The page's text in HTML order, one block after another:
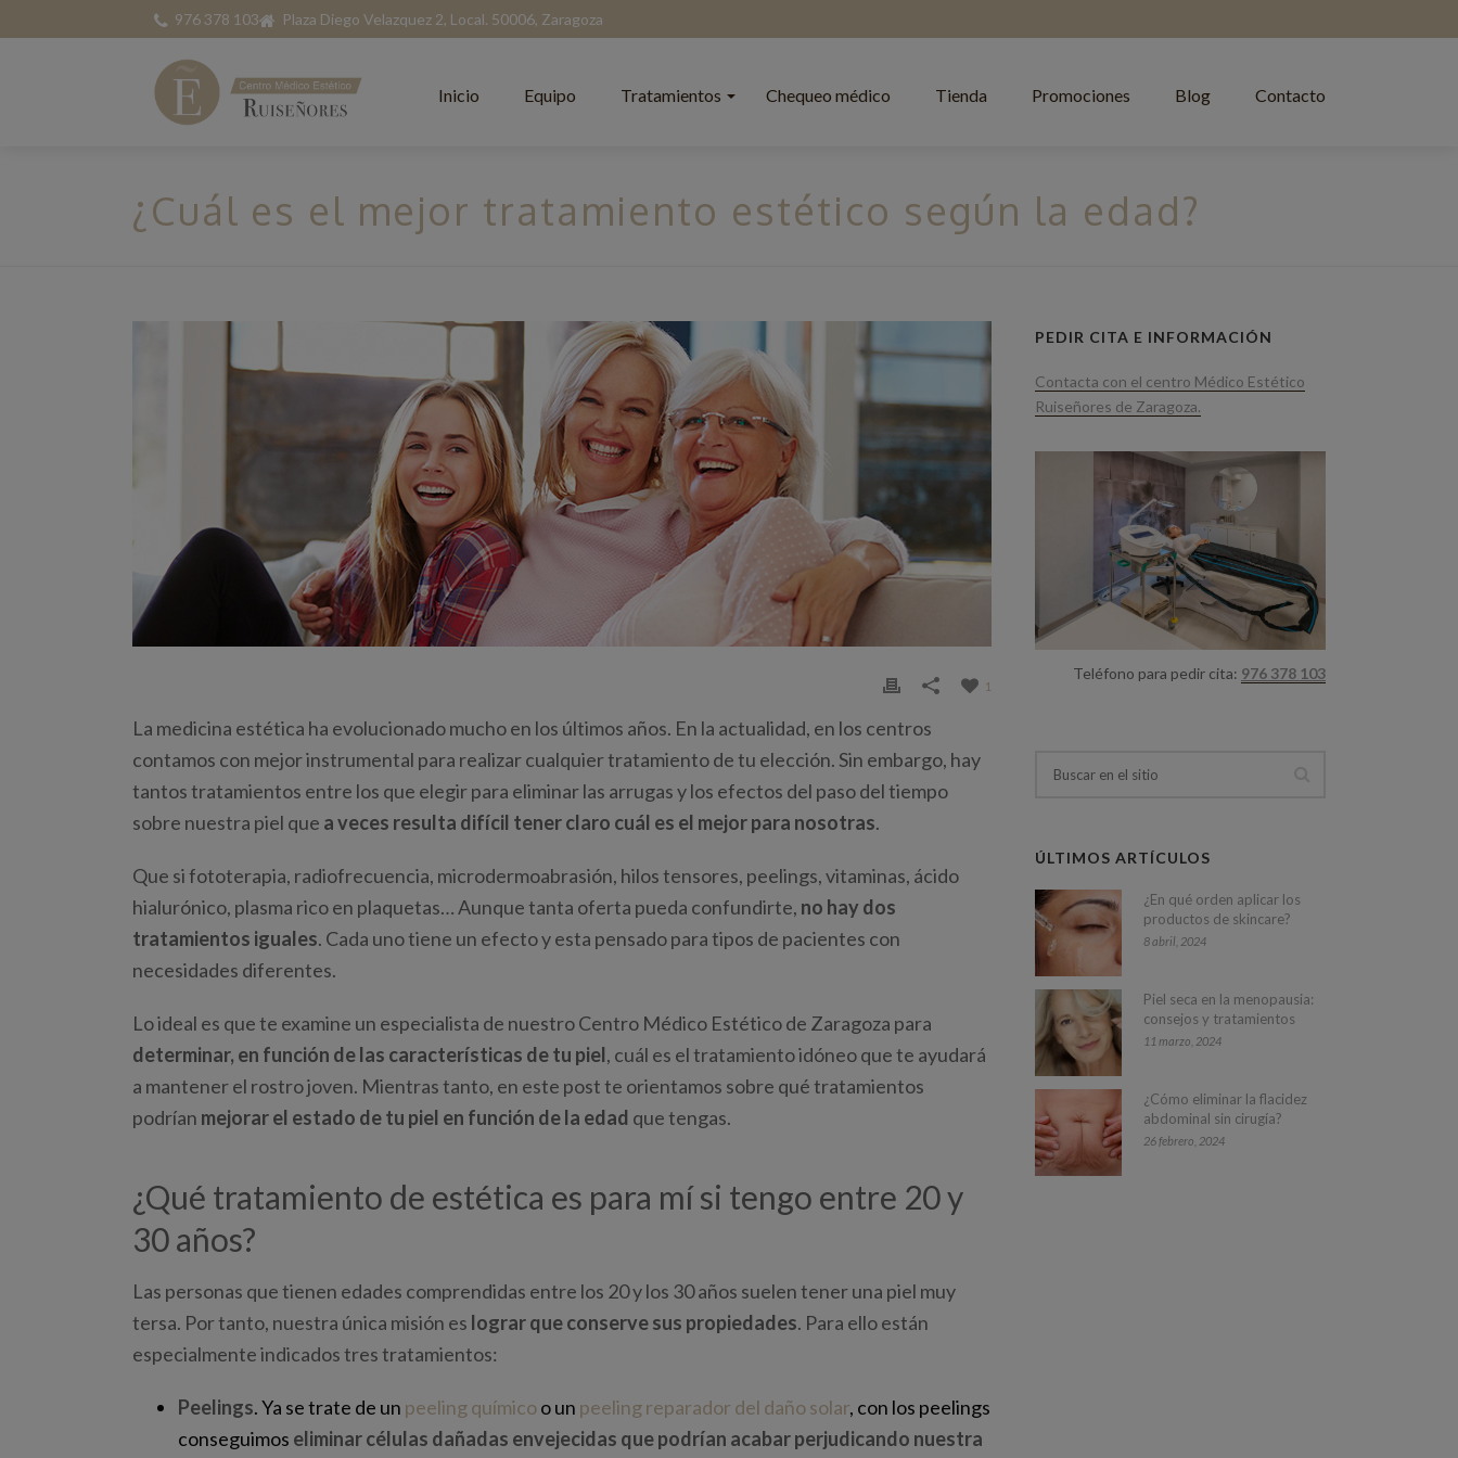
976 378 103 Plaza Diego Velazquez 2, Local. 50006, Zaragoza
Inicio Equipo Tratamientos Chequeo médico Tienda Promociones Blog Contacto
¿Cuál es el mejor tratamiento estético según la edad?
1
La medicina estética ha evolucionado mucho en los últimos años. En la actualidad, en los centros
contamos con mejor instrumental para realizar cualquier tratamiento de tu elección. Sin embargo, hay
tantos tratamientos entre los que elegir para eliminar las arrugas y los efectos del paso del tiempo
sobre nuestra piel que a veces resulta difícil tener claro cuál es el mejor para nosotras.
Que si fototerapia, radiofrecuencia, microdermoabrasión, hilos tensores, peelings, vitaminas, ácido
hialurónico, plasma rico en plaquetas… Aunque tanta oferta pueda confundirte, no hay dos
tratamientos iguales. Cada uno tiene un efecto y esta pensado para tipos de pacientes con
necesidades diferentes.
Lo ideal es que te examine un especialista de nuestro Centro Médico Estético de Zaragoza para
determinar, en función de las características de tu piel, cuál es el tratamiento idóneo que te ayudará
a mantener el rostro joven. Mientras tanto, en este post te orientamos sobre qué tratamientos
podrían mejorar el estado de tu piel en función de la edad que tengas.
¿Qué tratamiento de estética es para mí si tengo entre 20 y
30 años?
Las personas que tienen edades comprendidas entre los 20 y los 30 años suelen tener una piel muy
tersa. Por tanto, nuestra única misión es lograr que conserve sus propiedades. Para ello están
especialmente indicados tres tratamientos:
Peelings. Ya se trate de un peeling químicoo un peeling reparador del daño solar, con los peelings
conseguimos eliminar células dañadas envejecidas que podrían acabar perjudicando nuestra
PEDIR CITA E INFORMACIÓN
Contacta con el centro Médico Estético
Ruiseñores de Zaragoza.
Teléfono para pedir cita: 976 378 103
ÚLTIMOS ARTÍCULOS
¿En qué orden aplicar los
productos de skincare?
8 abril, 2024
Piel seca en la menopausia:
consejos y tratamientos
11 marzo, 2024
¿Cómo eliminar la flacidez
abdominal sin cirugía?
26 febrero, 2024